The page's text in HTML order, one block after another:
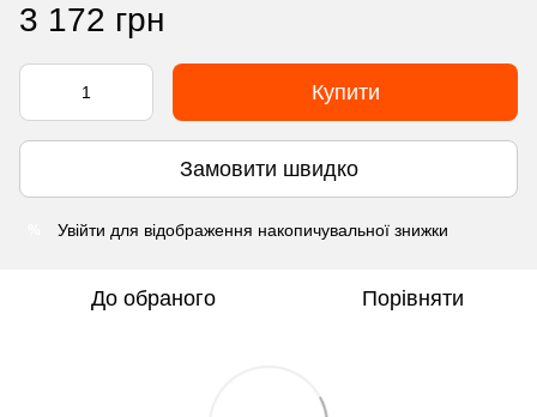
3 172 грн
Купити
Замовити швидко
Увійти для відображення накопичувальної знижки
До обраного Порівняти